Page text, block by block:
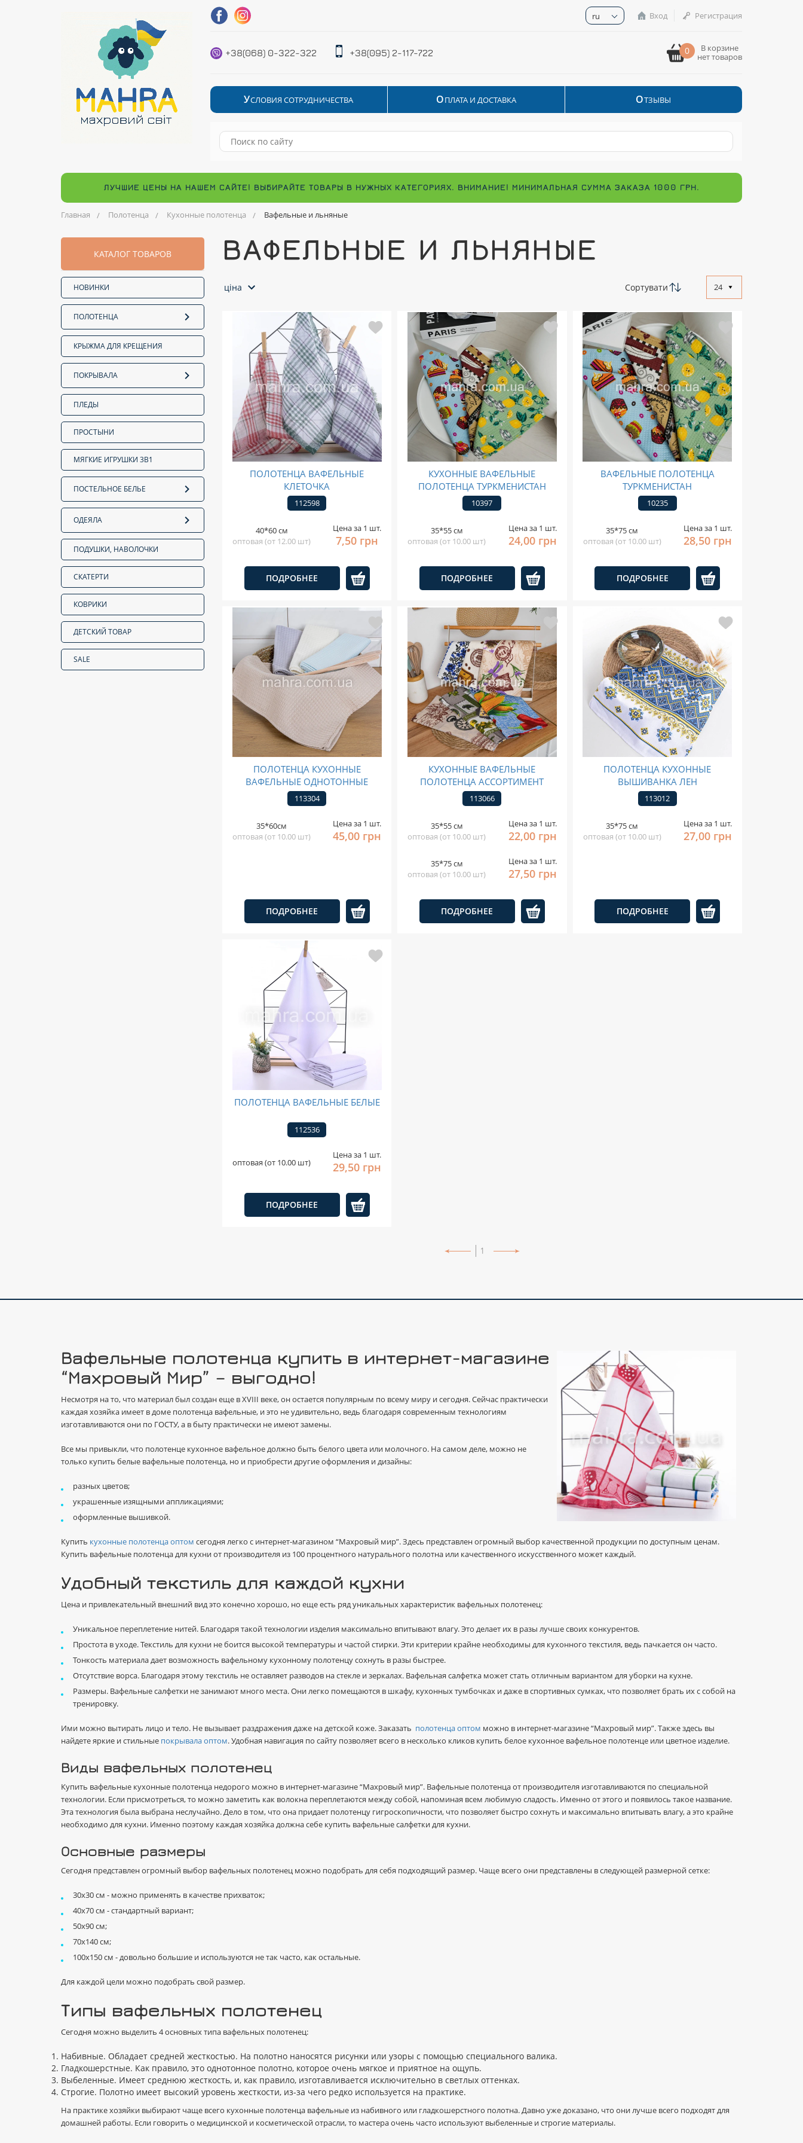
ru Вход Регистрация
+38(068) 0-322-322 +38(095) 2-117-722 0
В корзине
нет товаров
УСЛОВИЯ СОТРУДНИЧЕСТВА ОПЛАТА И ДОСТАВКА ОТЗЫВЫ
ЛУЧШИЕ ЦЕНЫ НА НАШЕМ САЙТЕ! ВЫБИРАЙТЕ ТОВАРЫ В НУЖНЫХ КАТЕГОРИЯХ. ВНИМАНИЕ! МИНИМАЛЬНАЯ СУММА ЗАКАЗА 1000 ГРН.
Главная Полотенца Кухонные полотенца Вафельные и льняные
КАТАЛОГ ТОВАРОВ
НОВИНКИ
ПОЛОТЕНЦА
КРЫЖМА ДЛЯ КРЕЩЕНИЯ
ПОКРЫВАЛА
ПЛЕДЫ
ПРОСТЫНИ
МЯГКИЕ ИГРУШКИ 3В1
ПОСТЕЛЬНОЕ БЕЛЬЕ
ОДЕЯЛА
ПОДУШКИ, НАВОЛОЧКИ
СКАТЕРТИ
КОВРИКИ
ДЕТСКИЙ ТОВАР
SALE
ВАФЕЛЬНЫЕ И ЛЬНЯНЫЕ
ціна Сортувати 24
ПОЛОТЕНЦА ВАФЕЛЬНЫЕ
КЛЕТОЧКА
112598
40*60 см
оптовая (от 12.00 шт)
Цена за 1 шт.
7,50 грн
ПОДРОБНЕЕ
КУХОННЫЕ ВАФЕЛЬНЫЕ
ПОЛОТЕНЦА ТУРКМЕНИСТАН
10397
35*55 см
оптовая (от 10.00 шт)
Цена за 1 шт.
24,00 грн
ПОДРОБНЕЕ
ВАФЕЛЬНЫЕ ПОЛОТЕНЦА
ТУРКМЕНИСТАН
10235
35*75 см
оптовая (от 10.00 шт)
Цена за 1 шт.
28,50 грн
ПОДРОБНЕЕ
ПОЛОТЕНЦА КУХОННЫЕ
ВАФЕЛЬНЫЕ ОДНОТОННЫЕ
113304
35*60см
оптовая (от 10.00 шт)
Цена за 1 шт.
45,00 грн
ПОДРОБНЕЕ
КУХОННЫЕ ВАФЕЛЬНЫЕ
ПОЛОТЕНЦА АССОРТИМЕНТ
113066
35*55 см
оптовая (от 10.00 шт)
Цена за 1 шт.
22,00 грн
35*75 см
оптовая (от 10.00 шт)
Цена за 1 шт.
27,50 грн
ПОДРОБНЕЕ
ПОЛОТЕНЦА КУХОННЫЕ
ВЫШИВАНКА ЛЕН
113012
35*75 см
оптовая (от 10.00 шт)
Цена за 1 шт.
27,00 грн
ПОДРОБНЕЕ
ПОЛОТЕНЦА ВАФЕЛЬНЫЕ БЕЛЫЕ
112536
оптовая (от 10.00 шт)
Цена за 1 шт.
29,50 грн
ПОДРОБНЕЕ
1
Вафельные полотенца купить в интернет-магазине
“Махровый Мир” – выгодно!
Несмотря на то, что материал был создан еще в XVIII веке, он остается популярным по всему миру и сегодня. Сейчас практически
каждая хозяйка имеет в доме полотенца вафельные, и это не удивительно, ведь благодаря современным технологиям
изготавливаются они по ГОСТУ, а в быту практически не имеют замены.
Все мы привыкли, что полотенце кухонное вафельное должно быть белого цвета или молочного. На самом деле, можно не
только купить белые вафельные полотенца, но и приобрести другие оформления и дизайны:
разных цветов;
украшенные изящными аппликациями;
оформленные вышивкой.
Купить кухонные полотенца оптом сегодня легко с интернет-магазином “Махровый мир”. Здесь представлен огромный выбор качественной продукции по доступным ценам.
Купить вафельные полотенца для кухни от производителя из 100 процентного натурального полотна или качественного искусственного может каждый.
Удобный текстиль для каждой кухни
Цена и привлекательный внешний вид это конечно хорошо, но еще есть ряд уникальных характеристик вафельных полотенец:
Уникальное переплетение нитей. Благодаря такой технологии изделия максимально впитывают влагу. Это делает их в разы лучше своих конкурентов.
Простота в уходе. Текстиль для кухни не боится высокой температуры и частой стирки. Эти критерии крайне необходимы для кухонного текстиля, ведь пачкается он часто.
Тонкость материала дает возможность вафельному кухонному полотенцу сохнуть в разы быстрее.
Отсутствие ворса. Благодаря этому текстиль не оставляет разводов на стекле и зеркалах. Вафельная салфетка может стать отличным вариантом для уборки на кухне.
Размеры. Вафельные салфетки не занимают много места. Они легко помещаются в шкафу, кухонных тумбочках и даже в спортивных сумках, что позволяет брать их с собой на
тренировку.
Ими можно вытирать лицо и тело. Не вызывает раздражения даже на детской коже. Заказать полотенца оптом можно в интернет-магазине “Махровый мир”. Также здесь вы
найдете яркие и стильные покрывала оптом. Удобная навигация по сайту позволяет всего в несколько кликов купить белое кухонное вафельное полотенце или цветное изделие.
Виды вафельных полотенец
Купить вафельные кухонные полотенца недорого можно в интернет-магазине “Махровый мир”. Вафельные полотенца от производителя изготавливаются по специальной
технологии. Если присмотреться, то можно заметить как волокна переплетаются между собой, напоминая всем любимую сладость. Именно от этого и появилось такое название.
Эта технология была выбрана неслучайно. Дело в том, что она придает полотенцу гигроскопичности, что позволяет быстро сохнуть и максимально впитывать влагу, а это крайне
необходимо для кухни. Именно поэтому каждая хозяйка должна себе купить вафельные салфетки для кухни.
Основные размеры
Сегодня представлен огромный выбор вафельных полотенец можно подобрать для себя подходящий размер. Чаще всего они представлены в следующей размерной сетке:
30х30 см - можно применять в качестве прихваток;
40х70 см - стандартный вариант;
50х90 см;
70х140 см;
100х150 см - довольно большие и используются не так часто, как остальные.
Для каждой цели можно подобрать свой размер.
Типы вафельных полотенец
Сегодня можно выделить 4 основных типа вафельных полотенец:
Набивные. Обладает средней жесткостью. На полотно наносятся рисунки или узоры с помощью специального валика.
Гладкошерстные. Как правило, это однотонное полотно, которое очень мягкое и приятное на ощупь.
Выбеленные. Имеет среднюю жесткость, и, как правило, изготавливается исключительно в светлых оттенках.
Строгие. Полотно имеет высокий уровень жесткости, из-за чего редко используется на практике.
На практике хозяйки выбирают чаще всего кухонные полотенца вафельные из набивного или гладкошерстного полотна. Давно уже доказано, что они лучше всего подходят для
домашней работы. Если говорить о медицинской и косметической отрасли, то мастера очень часто используют выбеленные и строгие материалы.